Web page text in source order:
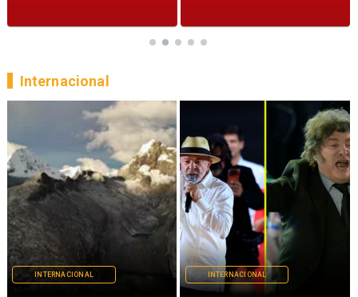
INTERNACIONAL INTERNACIONAL
Internacional